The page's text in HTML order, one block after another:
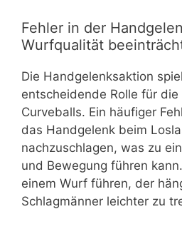
Fehler in der
Wurfqualität
Die Handgelenksaktion
entscheidende Rolle für
Curveballs. Ein häufiger
das Handgelenk beim
nachzuschlagen, was zu
und Bewegung führen
einem Wurf führen, der
Schlagmänner leichter zu